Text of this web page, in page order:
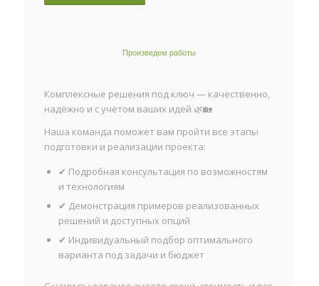
Произведем работы
Комплексные решения под ключ — качественно,
надёжно и с учётом ваших идей 🌿🏡
Наша команда поможет вам пройти все этапы
подготовки и реализации проекта:
✔ Подробная консультация по возможностям
и технологиям
✔ Демонстрация примеров реализованных
решений и доступных опций
✔ Индивидуальный подбор оптимального
варианта под задачи и бюджет